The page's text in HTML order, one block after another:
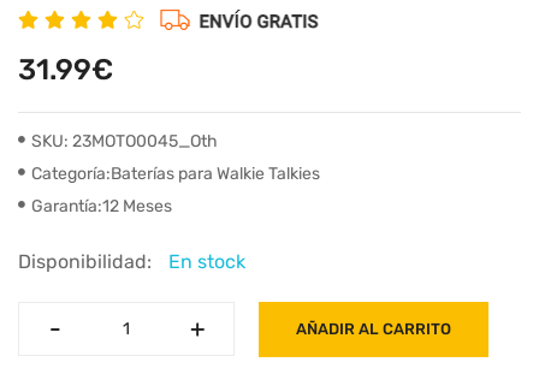
31.99€
SKU: 23MOTO0045_Oth
Categoría:Baterías para Walkie Talkies
Garantía:12 Meses
Disponibilidad: En stock
- +
- + AÑADIR AL CARRITO